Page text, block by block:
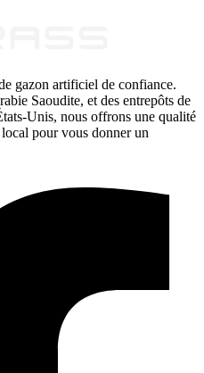
gazon artificiel de confiance.
Saoudite, et des entrepôts de
Unis, nous offrons une qualité
pour vous donner un